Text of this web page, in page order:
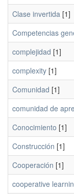
Clase invertida [1]
Competencias
complejidad [1]
complexity [1]
Comunidad [1]
comunidad de
Conocimiento [1]
Construcción [1]
Cooperación [1]
cooperative